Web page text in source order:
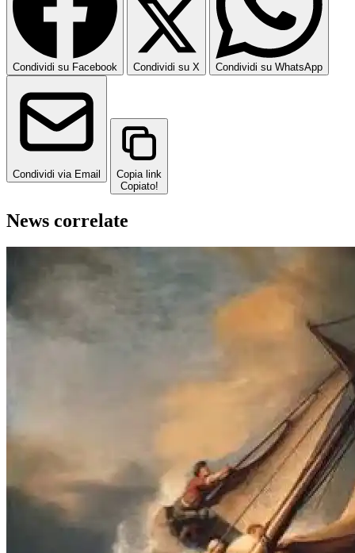
Condividi su Facebook Condividi su X Condividi su WhatsApp
Condividi via Email
Copia link
Copiato!
News correlate